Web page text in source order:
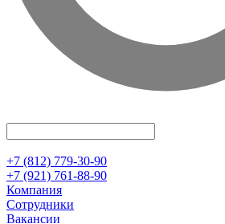
+7 (812) 779-30-90
+7 (921) 761-88-90
Компания
Сотрудники
Вакансии